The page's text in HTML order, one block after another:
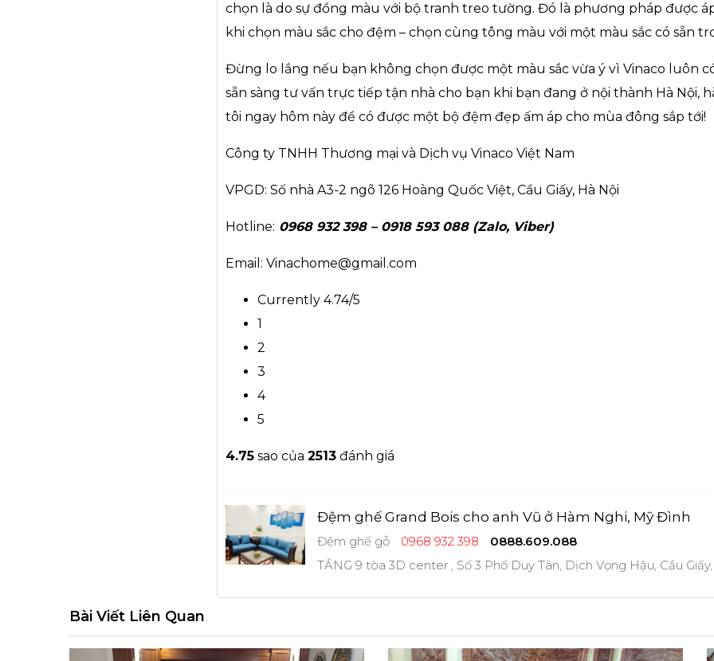
chọn là do sự đồng màu với bộ tranh treo tường. Đó là phương pháp được
khi chọn màu sắc cho đệm – chọn cùng tông màu với một màu sắc có sẵn
Đừng lo lắng nếu bạn không chọn được một màu sắc vừa ý vì Vinaco luôn
sẵn sàng tư vấn trực tiếp tận nhà cho bạn khi bạn đang ở nội thành Hà Nội,
tôi ngay hôm này để có được một bộ đệm đẹp ấm áp cho mùa đông sắp tới!
Công ty TNHH Thương mại và Dịch vụ Vinaco Việt Nam
VPGD: Số nhà A3-2 ngõ 126 Hoàng Quốc Việt, Cầu Giấy, Hà Nội
Hotline: 0968 932 398 – 0918 593 088 (Zalo, Viber)
Email: Vinachome@gmail.com
Currently 4.74/5
1
2
3
4
5
4.75 sao của 2513 đánh giá
Đệm ghế Grand Bois cho anh Vũ ở Hàm Nghi, Mỹ Đình
Đệm ghế gỗ 0968 932 398
0888.609.088
TẦNG 9 tòa 3D center , Số 3 Phố Duy Tân, Dịch Vọng Hậu, Cầu
Bài Viết Liên Quan